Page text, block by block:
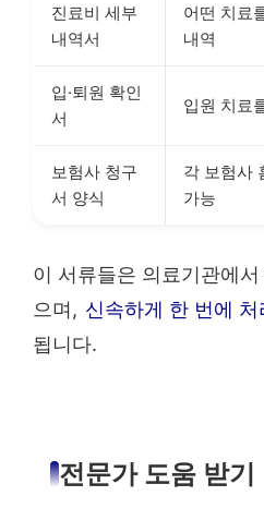
진료비 세부
내역서
어떤 치료
내역
입·퇴원 확인
서
입원 치료
보험사 청구
서 양식
각 보험사
가능
이 서류들은 의료기관에
으며, 신속하게 한 번에 처
됩니다.
전문가 도움 받기